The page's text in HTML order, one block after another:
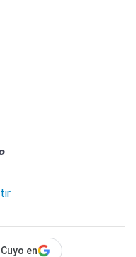
en